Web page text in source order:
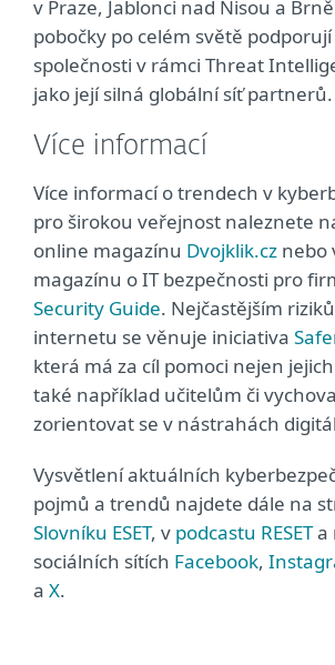
v Praze, Jablonci nad Nisou a
pobočky po celém světě
společnosti v rámci Threat
jako její silná globální síť partnerů.
Více informací
Více informací o trendech v
pro širokou veřejnost naleznete
online magazínu Dvojklik.cz nebo
magazínu o IT bezpečnosti pro
Security Guide. Nejčastějším
internetu se věnuje iniciativa
která má za cíl pomoci nejen
také například učitelům či
zorientovat se v nástrahách
Vysvětlení aktuálních
pojmů a trendů najdete dále na
Slovníku ESET, v podcastu RESETa
sociálních sítích Facebook,
a X.